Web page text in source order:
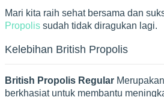
Mari kita raih sehat bersama dan
Propolis sudah tidak diragukan lagi.
Kelebihan British Propolis
British Propolis Regular
berkhasiat untuk membantu